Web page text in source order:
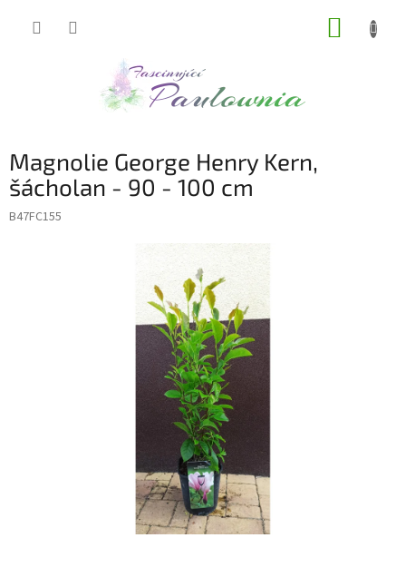
Magnolie George Henry Kern,
šácholan - 90 - 100 cm
B47FC155